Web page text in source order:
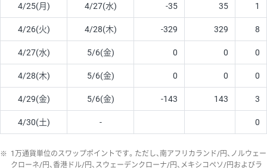
4/25(月) 4/27(水) -35 35 1
4/26(火) 4/28(木) -329 329 8
4/27(水) 5/6(金) 0 0 0
4/28(木) 5/6(金) 0 0 0
4/29(金) 5/6(金) -143 143 3
4/30(土) - 0
※ 1万通貨単位のスワップポイントです。ただし、南アフリカランド/円、ノルウェー
クローネ/円、香港ドル/円、スウェーデンクローナ/円、メキシコペソ/円およびラ